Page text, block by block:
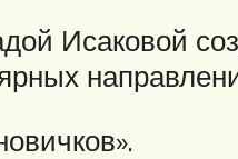
Исаковой